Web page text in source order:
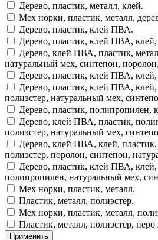
Дерево, пластик, металл, клей.
Мех норки, пластик, металл,
Дерево, пластик, клей ПВА.
Дерево, пластик, клей ПВА, клей,
Дерево, клей ПВА, пластик,
натуральный мех, синтепон,
Дерево, пластик, клей ПВА,
Дерево, пластик, клей ПВА,
полиэстер, натуральный мех,
Дерево, пластик, полипропилен,
Дерево, клей ПВА, пластик,
полиэстер, натуральный мех,
Дерево, клей ПВА, клей, пластик,
полиэстер, поролон, синтепон,
Дерево, пластик, клей ПВА, клей,
полипропилен, натуральный мех,
Мех норки, пластик, металл.
Пластик, металл, полиэстер.
Мех норки, пластик, металл,
Пластик, металл, полиэстер,
Применить